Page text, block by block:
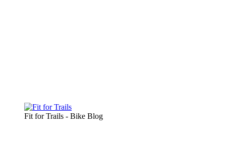
Fit for Trails - Bike Blog